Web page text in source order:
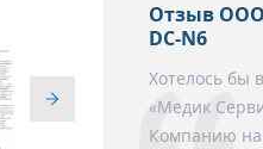
Отзыв ООО
DC-N6
Хотелось бы
«Медик
Компанию